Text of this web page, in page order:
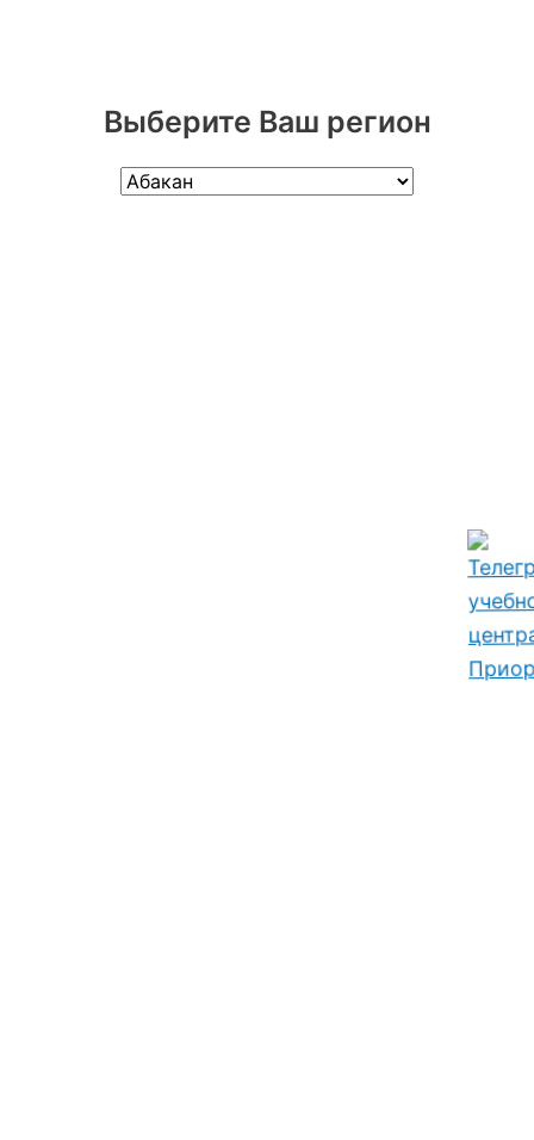
Выберите Ваш регион